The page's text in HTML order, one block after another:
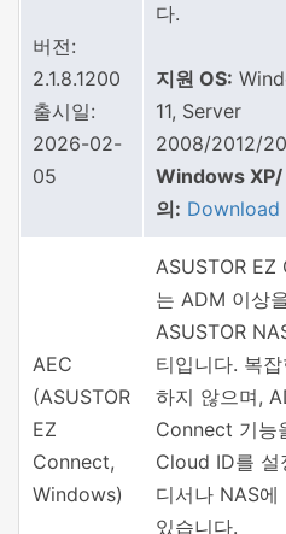
버전:
2.1.8.1200
출시일:
2026-02-
05
다.
지원 OS:
11, Server
2008/2012/
Windows
의: Download
AEC
(ASUSTOR
EZ
Connect,
Windows)
ASUSTOR
는 ADM 이상
ASUSTOR
티입니다. 복
하지 않으며,
Connect 기능
Cloud ID를 설
디서나 NAS
있습니다.